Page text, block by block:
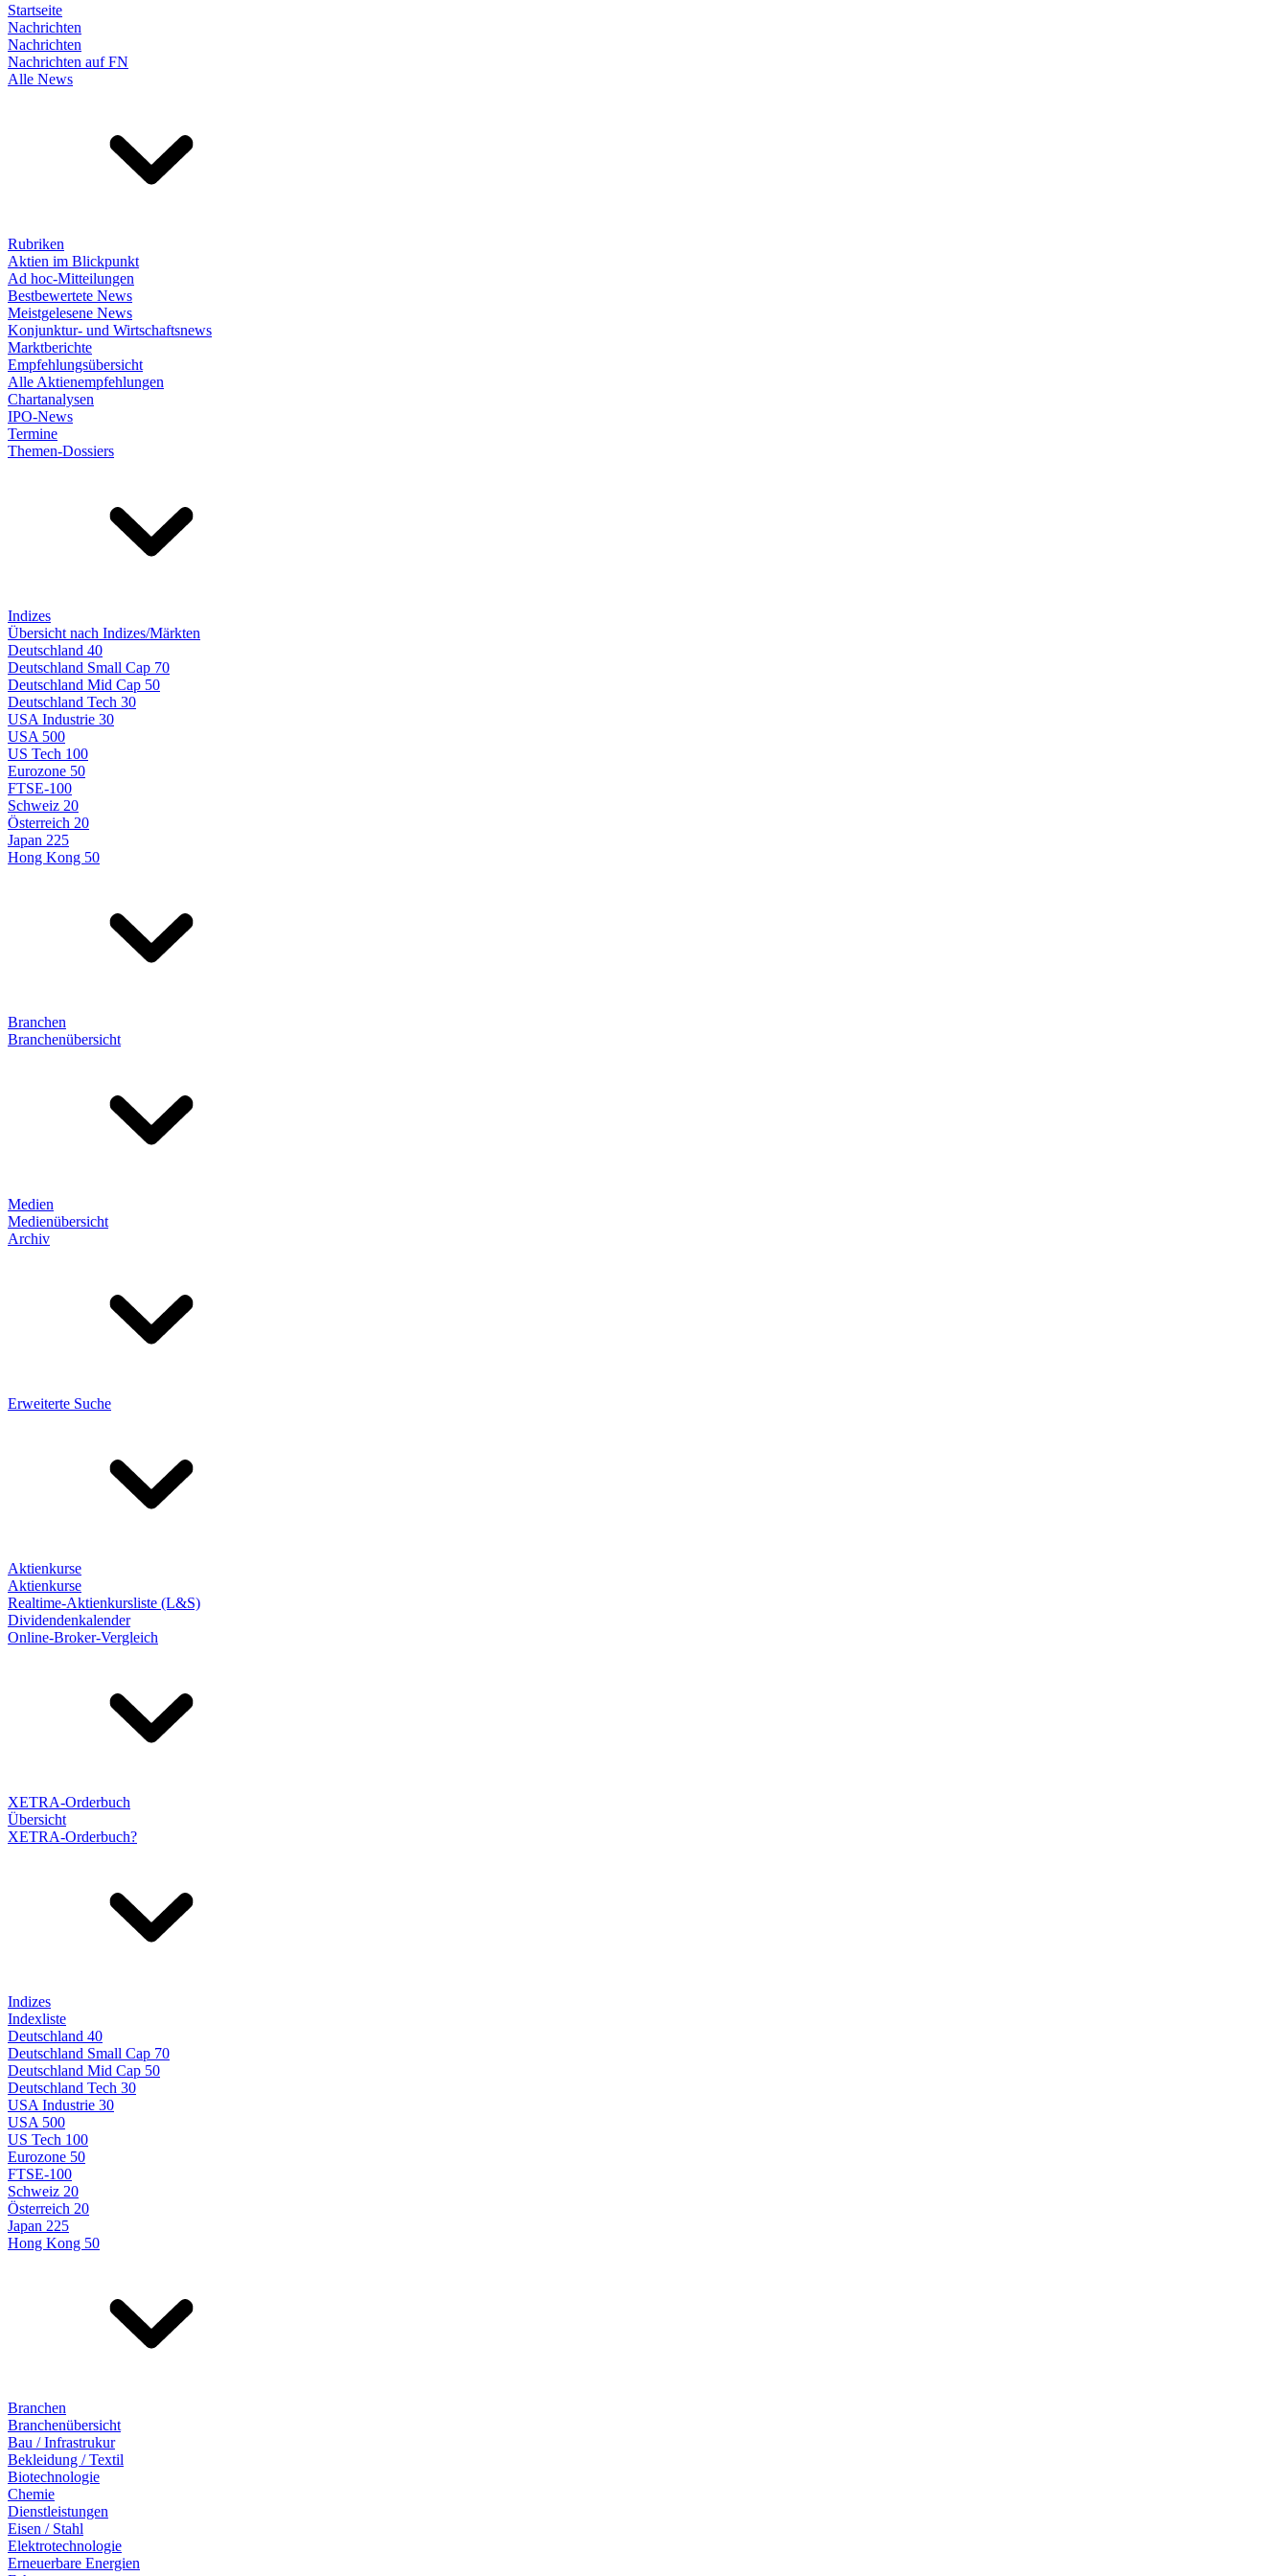
Startseite
Nachrichten
Nachrichten
Nachrichten auf FN
Alle News
Rubriken
Aktien im Blickpunkt
Ad hoc-Mitteilungen
Bestbewertete News
Meistgelesene News
Konjunktur- und Wirtschaftsnews
Marktberichte
Empfehlungsübersicht
Alle Aktienempfehlungen
Chartanalysen
IPO-News
Termine
Themen-Dossiers
Indizes
Übersicht nach Indizes/Märkten
Deutschland 40
Deutschland Small Cap 70
Deutschland Mid Cap 50
Deutschland Tech 30
USA Industrie 30
USA 500
US Tech 100
Eurozone 50
FTSE-100
Schweiz 20
Österreich 20
Japan 225
Hong Kong 50
Branchen
Branchenübersicht
Medien
Medienübersicht
Archiv
Erweiterte Suche
Aktienkurse
Aktienkurse
Realtime-Aktienkursliste (L&S)
Dividendenkalender
Online-Broker-Vergleich
XETRA-Orderbuch
Übersicht
XETRA-Orderbuch?
Indizes
Indexliste
Deutschland 40
Deutschland Small Cap 70
Deutschland Mid Cap 50
Deutschland Tech 30
USA Industrie 30
USA 500
US Tech 100
Eurozone 50
FTSE-100
Schweiz 20
Österreich 20
Japan 225
Hong Kong 50
Branchen
Branchenübersicht
Bau / Infrastrukur
Bekleidung / Textil
Biotechnologie
Chemie
Dienstleistungen
Eisen / Stahl
Elektrotechnologie
Erneuerbare Energien